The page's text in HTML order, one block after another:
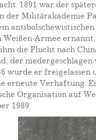
1891 war der
der Militärakademie
Armee
die Flucht nach
der
wurde er
erneute Verhaftung.
Organisation auf
1989.